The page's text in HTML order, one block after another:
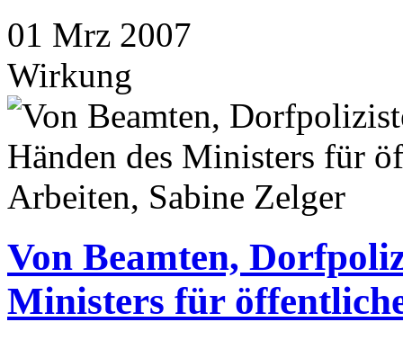
01 Mrz 2007
Wirkung
Von Beamten,
Ministers für